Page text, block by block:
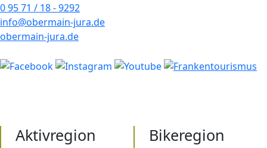
0 95 71 / 18 - 9292
info@obermain-jura.de
obermain-jura.de
Aktivregion Bikeregion